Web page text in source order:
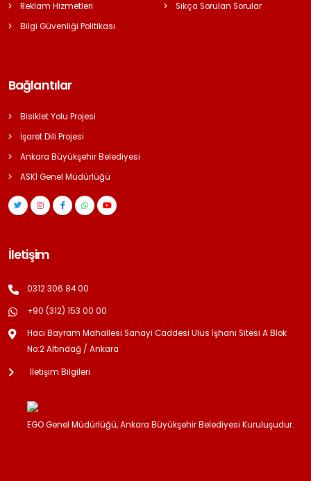
Reklam Hizmetleri
Bilgi Güvenliği Politikası
Sıkça Sorulan Sorular
Bağlantılar
Bisiklet Yolu Projesi
İşaret Dili Projesi
Ankara Büyükşehir Belediyesi
ASKİ Genel Müdürlüğü
İletişim
0312 306 84 00
+90 (312) 153 00 00
Hacı Bayram Mahallesi Sanayi Caddesi Ulus İşhanı Sitesi A Blok
No:2 Altındağ / Ankara
İletişim Bilgileri
EGO Genel Müdürlüğü, Ankara Büyükşehir Belediyesi Kuruluşudur.